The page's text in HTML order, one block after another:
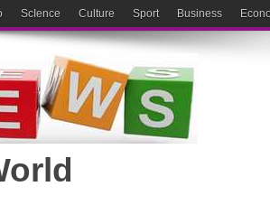
ScIence Culture Sport Business